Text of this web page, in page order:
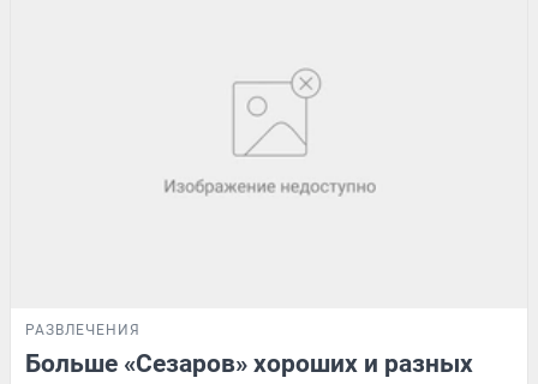
РАЗВЛЕЧЕНИЯ
Больше «Сезаров» хороших и разных